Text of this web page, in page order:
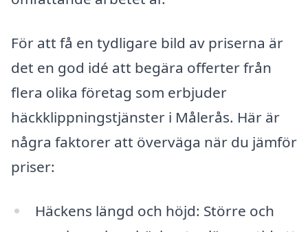
För att få en tydligare bild av priserna är
det en god idé att begära offerter från
flera olika företag som erbjuder
häckklippningstjänster i Målerås. Här är
några faktorer att överväga när du jämför
priser:
Häckens längd och höjd: Större och